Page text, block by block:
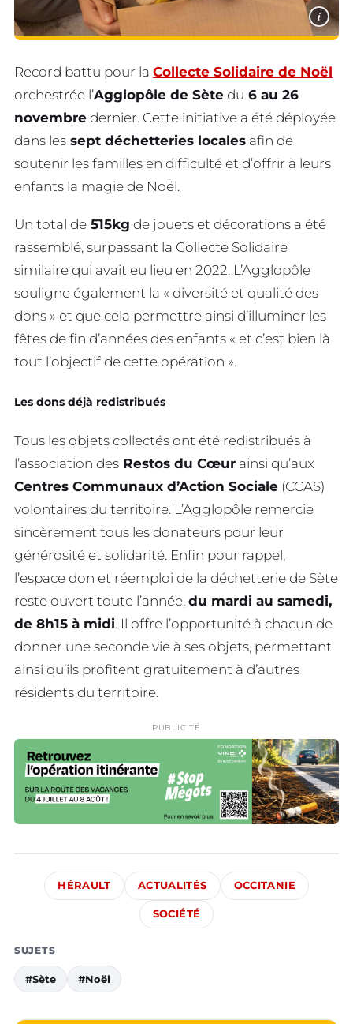
i
Record battu pour la Collecte Solidaire de Noël
orchestrée l’Agglopôle de Sète du 6 au 26
novembre dernier. Cette initiative a été déployée
dans les sept déchetteries locales afin de
soutenir les familles en difficulté et d’offrir à leurs
enfants la magie de Noël.
Un total de 515kg de jouets et décorations a été
rassemblé, surpassant la Collecte Solidaire
similaire qui avait eu lieu en 2022. L’Agglopôle
souligne également la « diversité et qualité des
dons » et que cela permettre ainsi d’illuminer les
fêtes de fin d’années des enfants « et c’est bien là
tout l’objectif de cette opération ».
Les dons déjà redistribués
Tous les objets collectés ont été redistribués à
l’association des Restos du Cœur ainsi qu’aux
Centres Communaux d’Action Sociale (CCAS)
volontaires du territoire. L’Agglopôle remercie
sincèrement tous les donateurs pour leur
générosité et solidarité. Enfin pour rappel,
l’espace don et réemploi de la déchetterie de Sète
reste ouvert toute l’année, du mardi au samedi,
de 8h15 à midi. Il offre l’opportunité à chacun de
donner une seconde vie à ses objets, permettant
ainsi qu’ils profitent gratuitement à d’autres
résidents du territoire.
PUBLICITÉ
HÉRAULT ACTUALITÉS OCCITANIE
SOCIÉTÉ
SUJETS
#Sète #Noël